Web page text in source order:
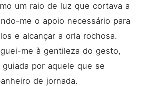
um raio de luz que cortava a
me o apoio necessário para
e alcançar a orla rochosa.
me à gentileza do gesto,
por aquele que se
de jornada.